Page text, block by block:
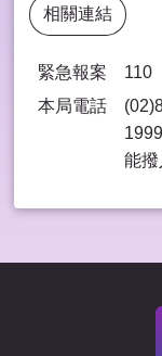
相關連結
緊急報案
110
本局電話
能